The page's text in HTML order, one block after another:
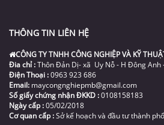
THÔNG TIN LIÊN HỆ
CÔNG TY TNHH CÔNG NGHIỆP VÀ KỸ
Đia chỉ :Thôn Đản Dị- xã Uy Nỗ - H Đông Anh
Điện Thoại :0963 923 686
Email: maycongnghiepmb@gmail.com
Số giấy chứng nhận ĐKKD :0108158183
Ngày cấp :05/02/2018
Cơ quan cấp :Sở kế hoạch và đầu tư thành